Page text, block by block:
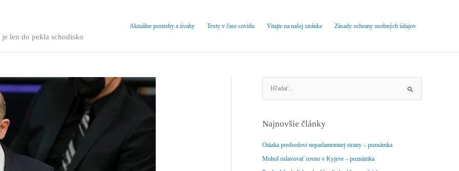
len do pekla schodisko
Aktuálne postrehy a úvahy Texty v čase covidu Vitajte na našej stránke Zásady ochrany osobných údajov
ľ
d
a
ť
Najnovšie články
Otázka predsedovi neparlamentnej strany – poznámka
Mohol oslavovať rovno v Kyjeve – poznámka